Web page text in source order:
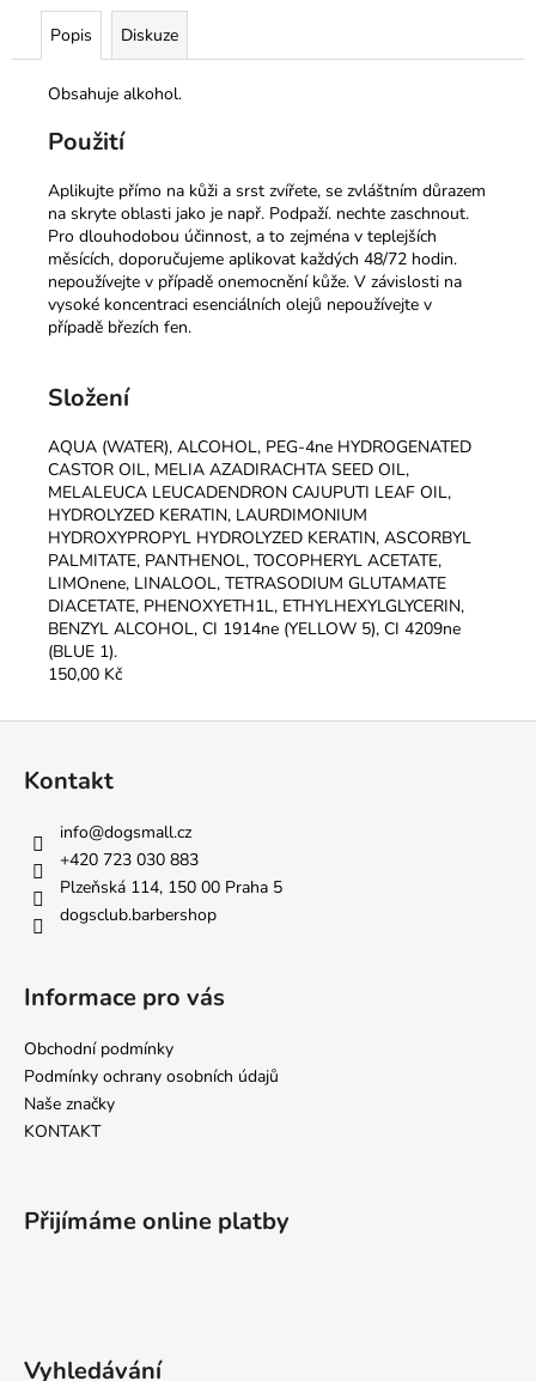
Popis Diskuze
Obsahuje alkohol.
Použití
Aplikujte přímo na kůži a srst zvířete, se zvláštním důrazem
na skryte oblasti jako je např. Podpaží. nechte zaschnout.
Pro dlouhodobou účinnost, a to zejména v teplejších
měsících, doporučujeme aplikovat každých 48/72 hodin.
nepoužívejte v případě onemocnění kůže. V závislosti na
vysoké koncentraci esenciálních olejů nepoužívejte v
případě březích fen.
Složení
AQUA (WATER), ALCOHOL, PEG-4ne HYDROGENATED
CASTOR OIL, MELIA AZADIRACHTA SEED OIL,
MELALEUCA LEUCADENDRON CAJUPUTI LEAF OIL,
HYDROLYZED KERATIN, LAURDIMONIUM
HYDROXYPROPYL HYDROLYZED KERATIN, ASCORBYL
PALMITATE, PANTHENOL, TOCOPHERYL ACETATE,
LIMOnene, LINALOOL, TETRASODIUM GLUTAMATE
DIACETATE, PHENOXYETH1L, ETHYLHEXYLGLYCERIN,
BENZYL ALCOHOL, CI 1914ne (YELLOW 5), CI 4209ne
(BLUE 1).
150,00 Kč
ROZČESÁVACÍ
KONDICIONER
YUUP!
Kontakt
info@dogsmall.cz
+420 723 030 883
Plzeňská 114, 150 00 Praha 5
dogsclub.barbershop
Informace pro vás
Obchodní podmínky
Podmínky ochrany osobních údajů
Naše značky
KONTAKT
Přijímáme online platby
Vyhledávání